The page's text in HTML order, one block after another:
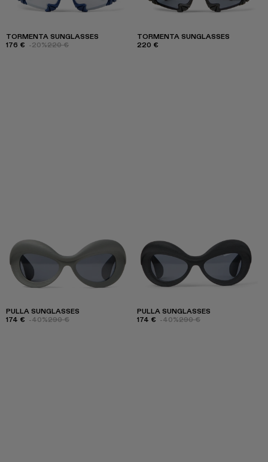
TORMENTA SUNGLASSES
176 € -20%220 €
TORMENTA SUNGLASSES
220 €
PULLA SUNGLASSES
174 € -40%290 €
PULLA SUNGLASSES
174 € -40%290 €